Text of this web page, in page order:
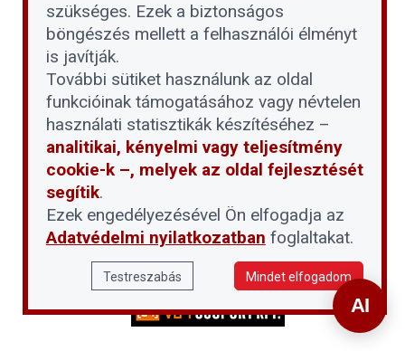
szükséges. Ezek a biztonságos
böngészés mellett a felhasználói élményt
is javítják.
További sütiket használunk az oldal
funkcióinak támogatásához vagy névtelen
használati statisztikák készítéséhez –
analitikai, kényelmi vagy teljesítmény
cookie-k –, melyek az oldal fejlesztését
segítik.
Ezek engedélyezésével Ön elfogadja az
Adatvédelmi nyilatkozatban foglaltakat.
Testreszabás Mindet elfogadom